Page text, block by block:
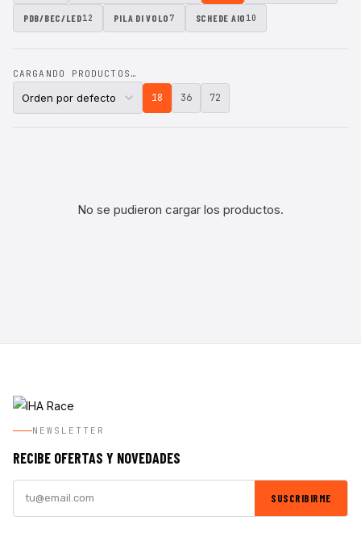
PDB/BEC/LED12 PILA DI VOLO7 SCHEDE AIO 10
CARGANDO PRODUCTOS…
18 36 72
No se pudieron cargar los productos.
NEWSLETTER
RECIBE OFERTAS Y NOVEDADES
SUSCRIBIRME